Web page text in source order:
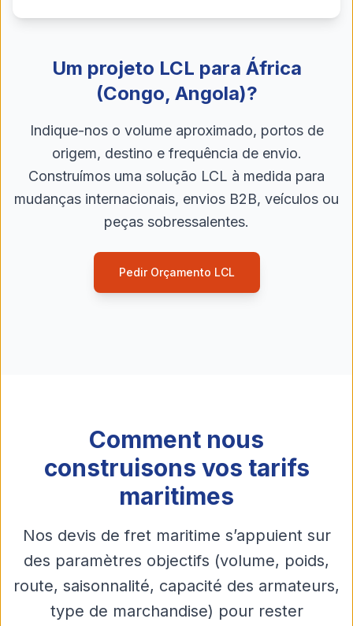
Um projeto LCL para África
(Congo, Angola)?
Indique-nos o volume aproximado, portos de
origem, destino e frequência de envio.
Construímos uma solução LCL à medida para
mudanças internacionais, envios B2B, veículos ou
peças sobressalentes.
Pedir Orçamento LCL
Comment nous
construisons vos tarifs
maritimes
Nos devis de fret maritime s’appuient sur
des paramètres objectifs (volume, poids,
route, saisonnalité, capacité des armateurs,
type de marchandise) pour rester